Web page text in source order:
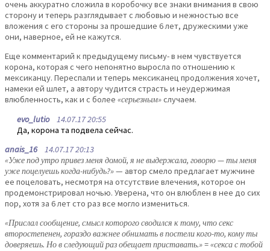
очень аккуратно сложила в коробочку все знаки внимания в свою
сторону и теперь разглядывает с любовью и нежностью все
вложения с его стороны за прошедшие 6 лет, дружескими уже
они, наверное, ей не кажутся.
Еще комментарий к предыдущему письму- в нем чувствуется
корона, которая с чего непонятно выросла по отношению к
мексиканцу. Переспали и теперь мексиканец продолжения хочет,
намеки ей шлет, а автору чудится страсть и неудержимая
влюбленность, как и с более «серьезным»случаем.
evo_lutio14.07.17 20:55
Да, корона та подвела сейчас.
anais_1614.07.17 20:13
«Уже под утро привез меня домой, я не выдержала, говорю — ты меня
уже поцелуешь когда-нибудь?»— автор смело предлагает мужчине
ее поцеловать, несмотря на отсутствие влечения, которое он
продемонстрировал ночью. Уверена, что он влюблен в нее до сих
пор, хотя за 6 лет сто раз все могло измениться.
«Прислал сообщение, смысл которого сводился к тому, что секс
второстепенен, гораздо важнее обнимать в постели кого-то, кому ты
доверяешь. Но в следующий раз обещает приставать.» = «секса с тобой